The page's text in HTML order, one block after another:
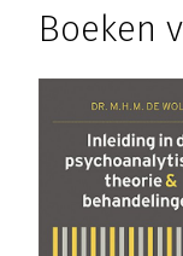
Boeken